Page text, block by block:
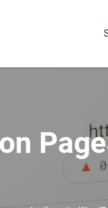
Site e-
Référencement
Les étapes